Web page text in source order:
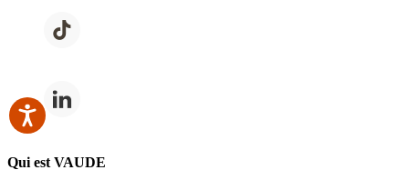
Qui est VAUDE